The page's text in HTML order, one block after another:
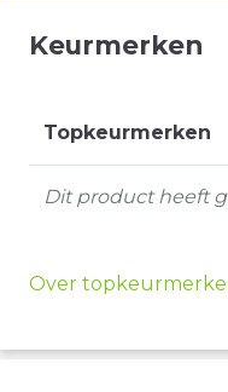
Keurmerken
Topkeurmerken
Dit product heeft
Over